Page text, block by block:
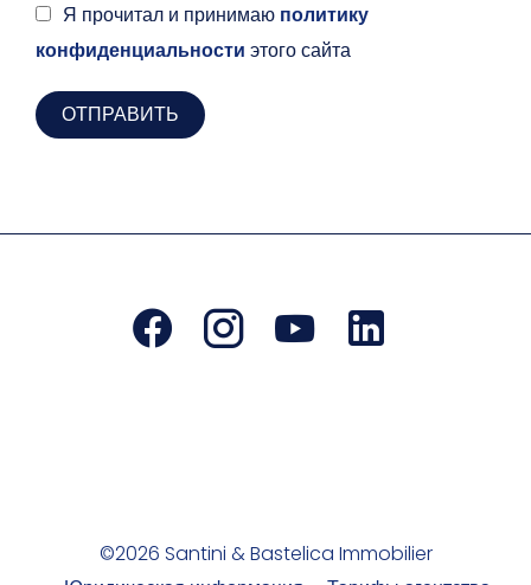
Я прочитал и принимаю политику
конфиденциальности этого сайта
ОТПРАВИТЬ
©2026 Santini & Bastelica Immobilier